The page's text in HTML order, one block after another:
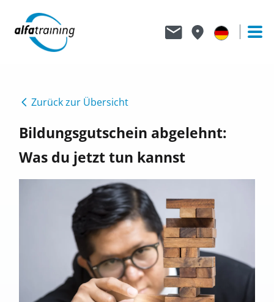
Zurück zur Übersicht
Bildungsgutschein abgelehnt:
Was du jetzt tun kannst